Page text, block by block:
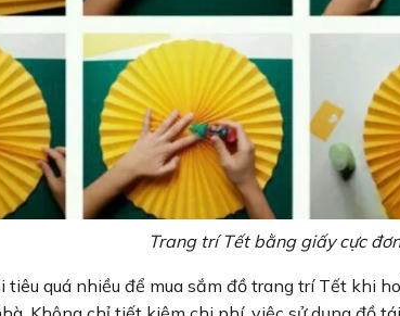
Trang trí Tết bằng giấy cực
tiêu quá nhiều để mua sắm đồ trang trí Tết khi